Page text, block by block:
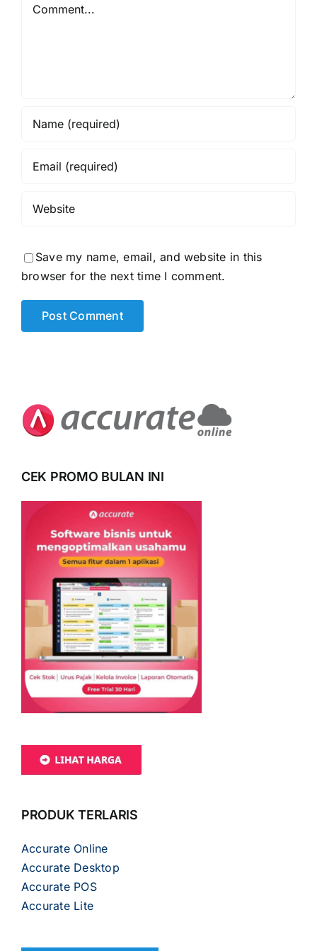
Save my name, email, and website in this
browser for the next time I comment.
CEK PROMO BULAN INI
PRODUK TERLARIS
Accurate Online
Accurate Desktop
Accurate POS
Accurate Lite